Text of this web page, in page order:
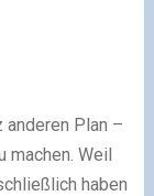
anderen Plan –
machen. Weil
haben